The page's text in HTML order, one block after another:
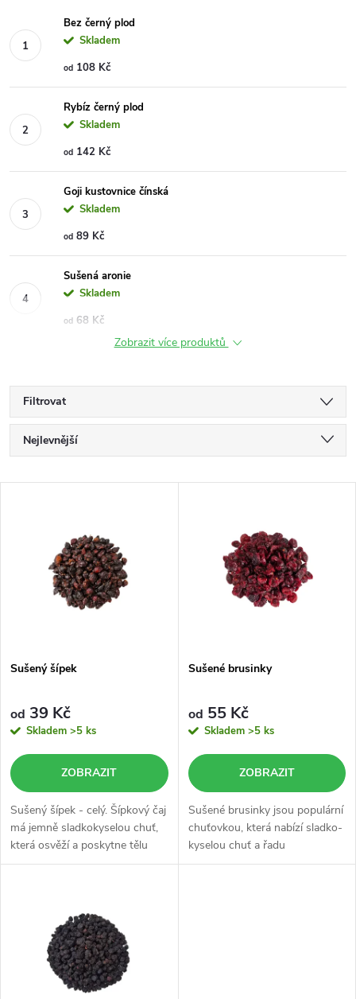
Bez černý plod
Skladem
od 108 Kč
Rybíz černý plod
Skladem
od 142 Kč
Goji kustovnice čínská
Skladem
od 89 Kč
Sušená aronie
Skladem
od 68 Kč
Zobrazit více produktů
Filtrovat
Ř
a
p
r
o
d
u
Nejlevnější
Abecedně
s
p
r
o
d
u
Sušený šípek
od 39 Kč
Skladem >5 ks
ZOBRAZIT
Sušený šípek - celý. Šípkový čaj
má jemně sladkokyselou chuť,
která osvěží a poskytne tělu
potřebné živiny.
Sušené brusinky
od 55 Kč
Skladem >5 ks
ZOBRAZIT
Sušené brusinky jsou populární
chuťovkou, která nabízí sladko-
kyselou chuť a řadu
prospěšných látek pro naše